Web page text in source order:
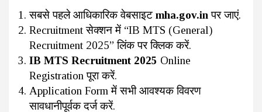
सबसे पहले आधिकारिक वेबसाइट mha.gov.in पर जाएं.
Recruitment सेक्शन में “IB MTS (General)
Recruitment 2025” लिंक पर क्लिक करें.
IB MTS Recruitment 2025 Online
Registration पूरा करें.
Application Form में सभी आवश्यक विवरण
सावधानीपूर्वक दर्ज करें.